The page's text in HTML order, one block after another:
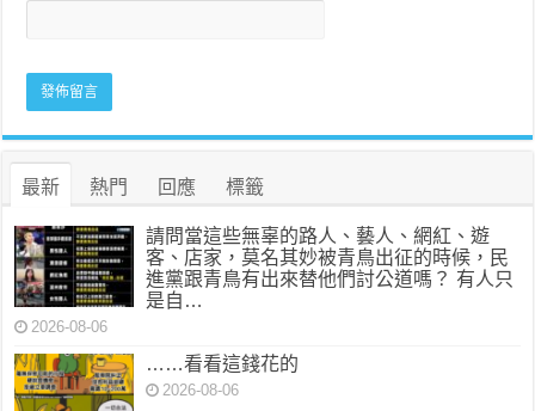
最新 熱門 回應 標籤
請問當這些無辜的路人、藝人、網紅、遊
客、店家，莫名其妙被青鳥出征的時候，民
進黨跟青鳥有出來替他們討公道嗎？ 有人只
是自…
2026-08-06
……看看這錢花的
2026-08-06